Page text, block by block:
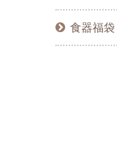
食器福袋